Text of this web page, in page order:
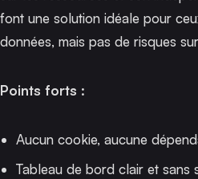
font une solution idéale pour
données, mais pas de risques
Points forts :
Aucun cookie, aucune
Tableau de bord clair et sans